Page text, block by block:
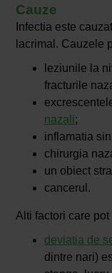
Cauze
Infectia este
lacrimal. Cauzele
leziunile la
fracturile
nazali;
inflamatia
chirurgia
un obiect
cancerul.
Alti factori care
deviatia de
dintre nari)